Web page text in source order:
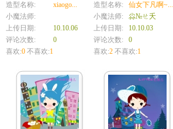
造型名称:
xiaogo...
小魔法师:
上传日期:
10.10.06
评论次数:
0
喜欢:0 不喜欢:1
造型名称:
仙女下凡啊~...
小魔法师:
尛№ㄝ夭
上传日期:
10.10.03
评论次数:
0
喜欢:2 不喜欢:1